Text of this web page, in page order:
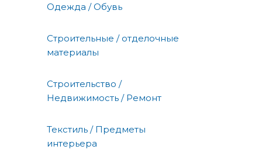
Одежда / Обувь
Строительные / отделочные
материалы
Строительство /
Недвижимость / Ремонт
Текстиль / Предметы
интерьера